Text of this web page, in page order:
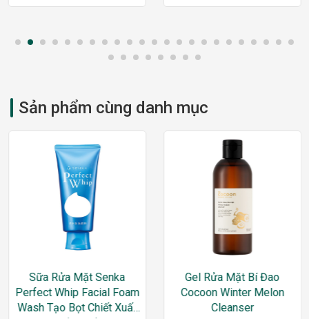
Sản phẩm cùng danh mục
Sữa Rửa Mặt Senka
Perfect Whip Facial Foam
Wash Tạo Bọt Chiết Xuất
Gel Rửa Mặt Bí Đao
Cocoon Winter Melon
Cleanser